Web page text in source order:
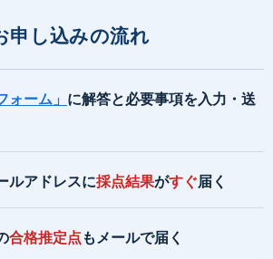
申し込みの流れ
ォーム」 に解答と必要事項を入力・送
ルアドレスに採点結果がすぐ届く
合格推定点もメールで届く